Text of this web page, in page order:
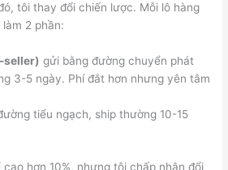
tôi thay đổi chiến lược. Mỗi lô hàng
2 phần:
seller) gửi bằng đường chuyển phát
3-5 ngày. Phí đắt hơn nhưng yên tâm
tiểu ngạch, ship thường 10-15
hơn 10%, nhưng tôi chấp nhận đổi